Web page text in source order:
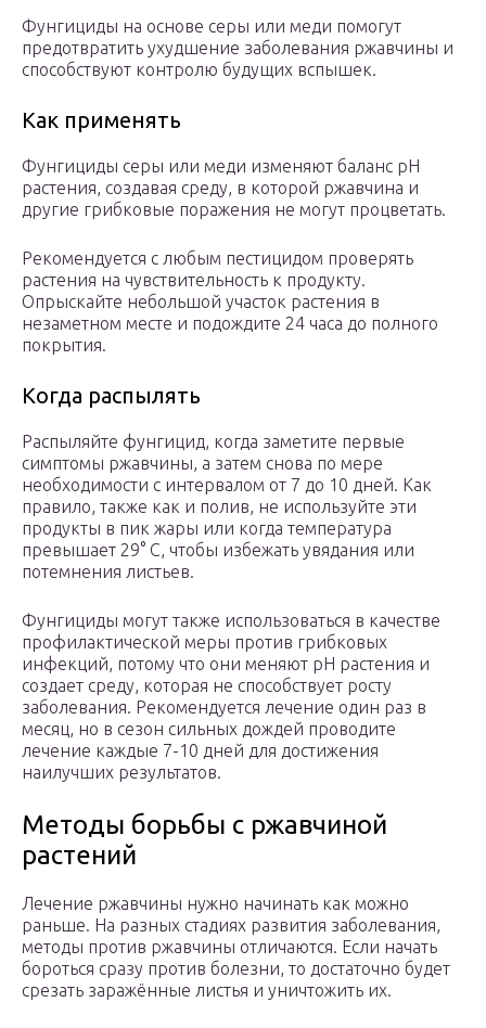
Фунгициды на основе серы или меди помогут
предотвратить ухудшение заболевания ржавчины и
способствуют контролю будущих вспышек.
Как применять
Фунгициды серы или меди изменяют баланс pH
растения, создавая среду, в которой ржавчина и
другие грибковые поражения не могут процветать.
Рекомендуется с любым пестицидом проверять
растения на чувствительность к продукту.
Опрыскайте небольшой участок растения в
незаметном месте и подождите 24 часа до полного
покрытия.
Когда распылять
Распыляйте фунгицид, когда заметите первые
симптомы ржавчины, а затем снова по мере
необходимости с интервалом от 7 до 10 дней. Как
правило, также как и полив, не используйте эти
продукты в пик жары или когда температура
превышает 29° C, чтобы избежать увядания или
потемнения листьев.
Фунгициды могут также использоваться в качестве
профилактической меры против грибковых
инфекций, потому что они меняют pH растения и
создает среду, которая не способствует росту
заболевания. Рекомендуется лечение один раз в
месяц, но в сезон сильных дождей проводите
лечение каждые 7-10 дней для достижения
наилучших результатов.
Методы борьбы с ржавчиной
растений
Лечение ржавчины нужно начинать как можно
раньше. На разных стадиях развития заболевания,
методы против ржавчины отличаются. Если начать
бороться сразу против болезни, то достаточно будет
срезать заражённые листья и уничтожить их.